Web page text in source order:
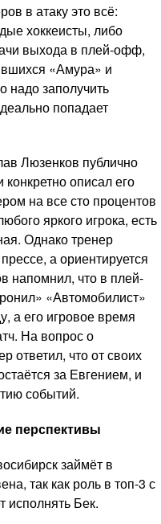
в атаку это всё:
хоккеисты, либо
выхода в плей-офф,
«Амура» и
надо заполучить
попадает
Люзенков публично
конкретно описал его
на все сто процентов
яркого игрока, есть
Однако тренер
а ориентируется
напомнил, что в плей-
«Автомобилист»
а его игровое время
На вопрос о
ответил, что от своих
за Евгением, и
событий.
перспективы
займёт в
так как роль в топ-3 с
исполнять Бек.